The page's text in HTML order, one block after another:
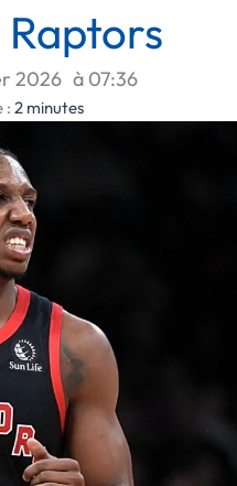
2026 à 07:36
: 2minutes